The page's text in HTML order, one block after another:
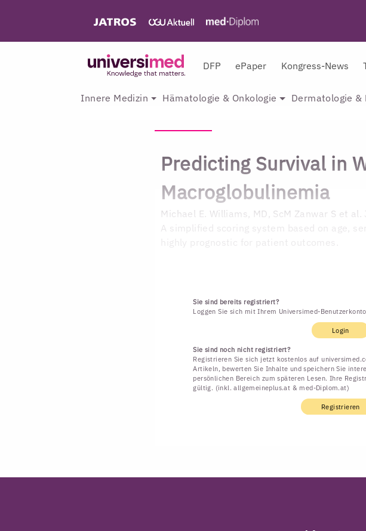
DFP ePaper Kongress-News
Innere Medizin Hämatologie & Onkologie Dermatologie &
Predicting Survival in
Macroglobulinemia
Michael E. Williams, MD, ScM Zanwar S et al.
A simplified scoring system based on age,
Sie sind bereits registriert?
Loggen Sie sich mit Ihrem Universimed-
Login
Sie sind noch nicht registriert?
Registrieren Sie sich jetzt kostenlos auf
Artikeln, bewerten Sie Inhalte und speichern Sie
persönlichen Bereich zum späteren Lesen. Ihre
gültig. (inkl. allgemeineplus.at & med-Diplom.at)
Registrieren